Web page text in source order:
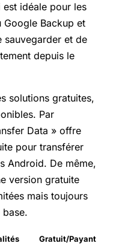
est idéale pour les
Google Backup et
sauvegarder et de
depuis le
solutions gratuites,
Par
Data » offre
pour transférer
Android. De même,
version gratuite
mais toujours
Gratuit/Payant